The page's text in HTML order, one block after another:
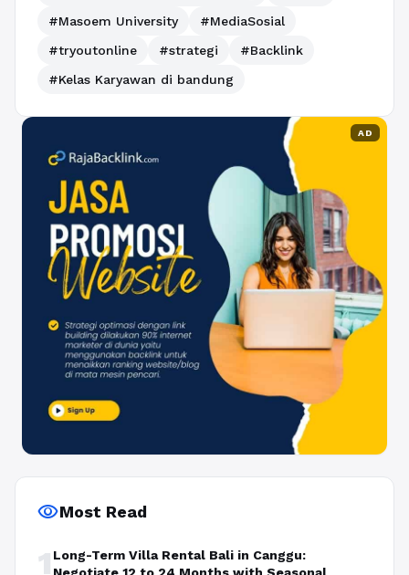
#Masoem University
#MediaSosial
#tryoutonline
#strategi
#Backlink
#Kelas Karyawan di bandung
AD
visibilityMost Read
1 Long-Term Villa Rental Bali in Canggu:
Negotiate 12 to 24 Months with Seasonal